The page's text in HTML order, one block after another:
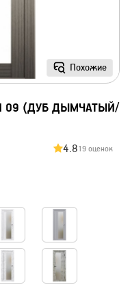
Похожие
09 (ДУБ ДЫМЧАТЫЙ/
4.819 оценок